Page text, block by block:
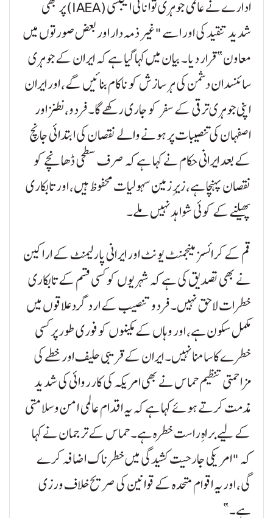
ادارے نے عالمی جوہری توانائی ایجنسی (IAEA) پر بھی
شدید تنقید کی اور اسے "غیر ذمہ دار اور بعض صورتوں میں
معاون” قرار دیا۔ بیان میں کہا گیا ہے کہ ایران کے جوہری
سائنسدان دشمن کی ہر سازش کو ناکام بنائیں گے، اور ایران
اپنی جوہری ترقی کے سفر کو جاری رکھے گا۔ فردو، نطنز اور
اصفہان کی تنصیبات پر ہونے والے نقصان کی ابتدائی جانچ
کے بعد ایرانی حکام نے کہا ہے کہ صرف سطحی ڈھانچے کو
نقصان پہنچا ہے، زیرِ زمین سہولیات محفوظ ہیں، اور تابکاری
پھیلنے کے کوئی شواہد نہیں ملے۔
قم کے کرائسز مینجمنٹ یونٹ اور ایرانی پارلیمنٹ کے اراکین
نے بھی تصدیق کی ہے کہ شہریوں کو کسی قسم کے تابکاری
خطرات لاحق نہیں۔ فردو تنصیب کے اردگرد علاقوں میں
مکمل سکون ہے، اور وہاں کے مکینوں کو فوری طور پر کسی
خطرے کا سامنا نہیں۔ ایران کے قریبی حلیف اور خطے کی
مزاحمتی تنظیم حماس نے بھی امریکہ کی کارروائی کی شدید
مذمت کرتے ہوئے کہا ہے کہ یہ اقدام عالمی امن و سلامتی
کے لیے براہِ راست خطرہ ہے۔ حماس کے ترجمان نے کہا
کہ "امریکی جارحیت کشیدگی میں خطرناک اضافہ کرے
گی، اور یہ اقوام متحدہ کے قوانین کی صریح خلاف ورزی
ہے۔”